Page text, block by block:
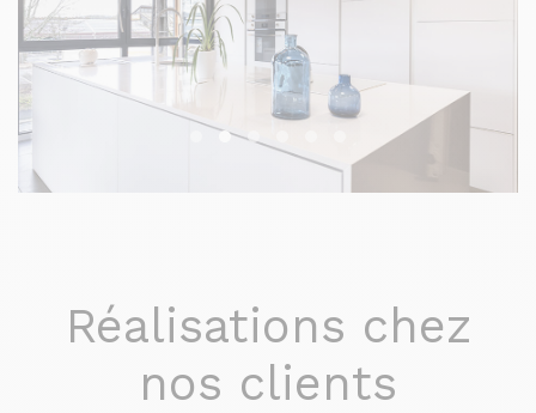
Réalisations chez
nos clients